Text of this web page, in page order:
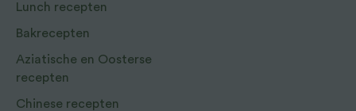
Lunch recepten
Bakrecepten
Aziatische en Oosterse
recepten
Chinese recepten